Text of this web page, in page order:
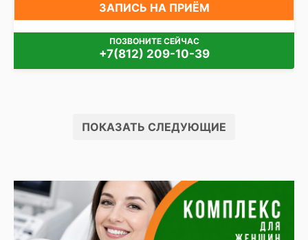
ЗАПИСЬ НА ПРИЁМ
ПОЗВОНИТЕ СЕЙЧАС
+7(812) 209-10-39
ПОКАЗАТЬ СЛЕДУЮЩИЕ